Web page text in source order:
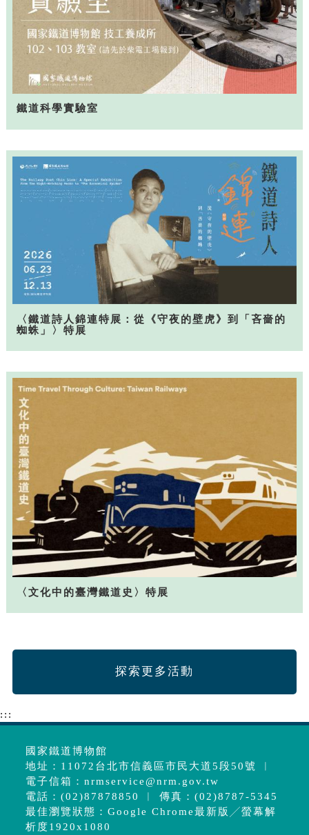
鐵道科學實驗室
〈鐵道詩人錦連特展：從《守夜的壁虎》到「吝嗇的
蜘蛛」〉特展
〈文化中的臺灣鐵道史〉特展
探索更多活動
:::
國家鐵道博物館
地址：11072台北市信義區市民大道5段50號 ︱
電子信箱：nrmservice@nrm.gov.tw
電話：(02)87878850 ︱ 傳真：(02)8787-5345
最佳瀏覽狀態：Google Chrome最新版╱螢幕解
析度1920x1080